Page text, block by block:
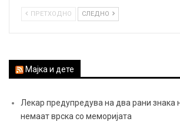
ПРЕТХОДНО СЛЕДНО
Мајка и дете
Лекар предупредува на два рани знака
немаат врска со меморијата